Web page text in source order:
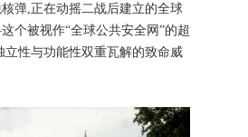
弹,正在动摇二战后建立的全球
个被视作“全球公共安全网”的超
立性与功能性双重瓦解的致命威